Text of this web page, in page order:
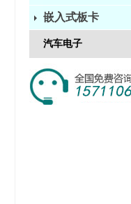
嵌入式板卡
汽车电子